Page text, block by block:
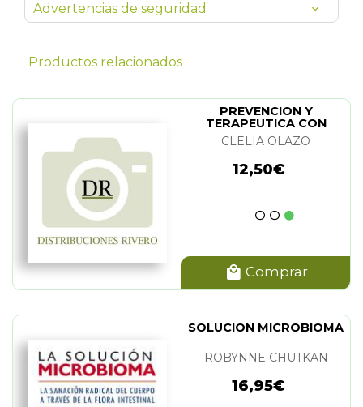
Advertencias de seguridad
Productos relacionados
PREVENCION Y
TERAPEUTICA CON
ESENCIAS FLORALES
CLELIA OLAZO
12,50€
Comprar
SOLUCION MICROBIOMA
ROBYNNE CHUTKAN
16,95€